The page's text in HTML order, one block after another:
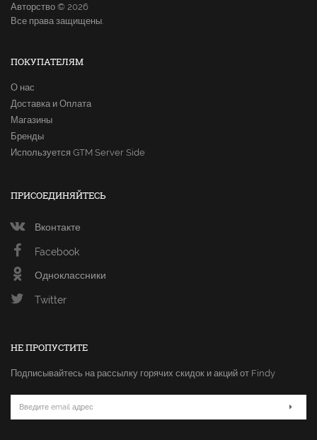
Авторство © 2026
Все права защищены.
ПОКУПАТЕЛЯМ
О нас
Доставка и Оплата
Магазины
Бренды
Используется GTM Server Side
ПРИСОЕДИНЯЙТЕСЬ
Вконтакте
Facebook
Одноклассники
Twitter
НЕ ПРОПУСТИТЕ
Подписывайтесь на рассылку горячих скидок и акций от Findy